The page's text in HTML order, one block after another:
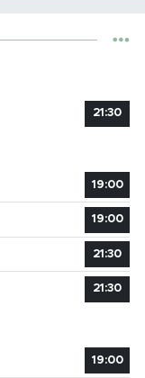
21:30
19:00
19:00
21:30
21:30
19:00